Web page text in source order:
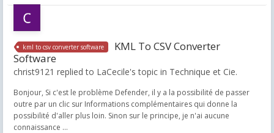
kml to csv converter software
KML To CSV Converter
Software
christ9121 replied to LaCecile's topic in Technique et Cie.
Bonjour, Si c'est le problème Defender, il y a la possibilité de passer
outre par un clic sur Informations complémentaires qui donne la
possibilité d'aller plus loin. Sinon sur le principe, je n'ai aucune
connaissance ...